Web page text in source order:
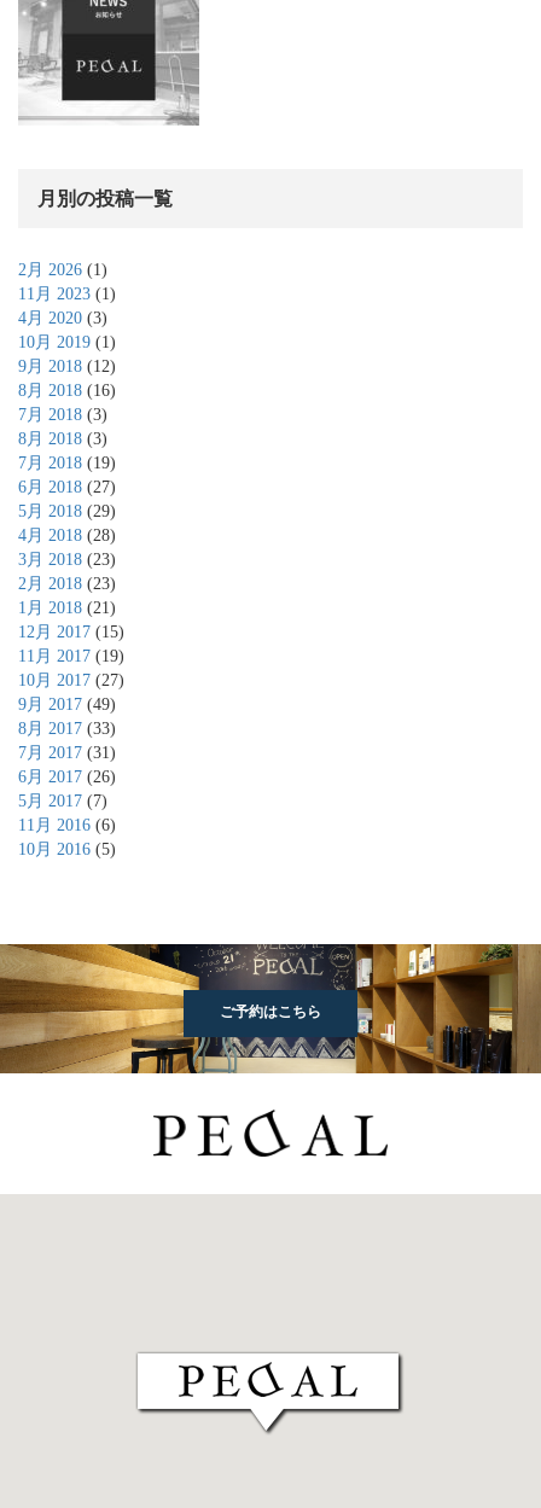
月別の投稿一覧
2月 2026 (1)
11月 2023 (1)
4月 2020 (3)
10月 2019 (1)
9月 2018 (12)
8月 2018 (16)
7月 2018 (3)
8月 2018 (3)
7月 2018 (19)
6月 2018 (27)
5月 2018 (29)
4月 2018 (28)
3月 2018 (23)
2月 2018 (23)
1月 2018 (21)
12月 2017 (15)
11月 2017 (19)
10月 2017 (27)
9月 2017 (49)
8月 2017 (33)
7月 2017 (31)
6月 2017 (26)
5月 2017 (7)
11月 2016 (6)
10月 2016 (5)
ご予約はこちら